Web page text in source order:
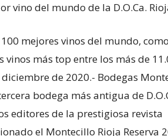
vino del mundo de la D.O.Ca.
mejores vinos del mundo,
vinos más top entre los más de
de 2020.- Bodegas
bodega más antigua de
editores de la prestigiosa revista
el Montecillo Rioja Reserva